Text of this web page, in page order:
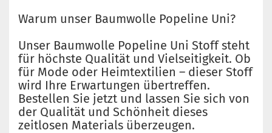
Warum unser Baumwolle Popeline Uni?
Unser Baumwolle Popeline Uni Stoff steht
für höchste Qualität und Vielseitigkeit. Ob
für Mode oder Heimtextilien – dieser Stoff
wird Ihre Erwartungen übertreffen.
Bestellen Sie jetzt und lassen Sie sich von
der Qualität und Schönheit dieses
zeitlosen Materials überzeugen.